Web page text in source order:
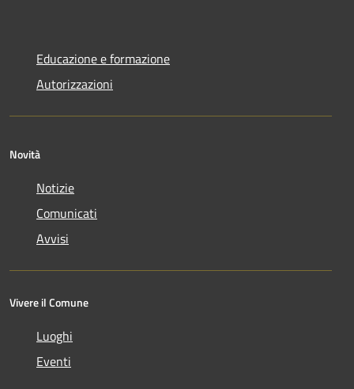
Educazione e formazione
Autorizzazioni
Novità
Notizie
Comunicati
Avvisi
Vivere il Comune
Luoghi
Eventi